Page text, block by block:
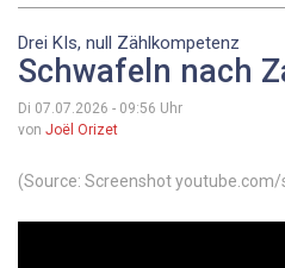
Drei KIs, null Zählkompetenz
Schwafeln nach
Di 07.07.2026 - 09:56 Uhr
von Joël Orizet
(Source: Screenshot